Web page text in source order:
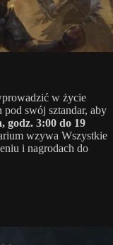
w życie
swój sztandar, aby
godz. 3:00 do 19
wzywa Wszystkie
i nagrodach do